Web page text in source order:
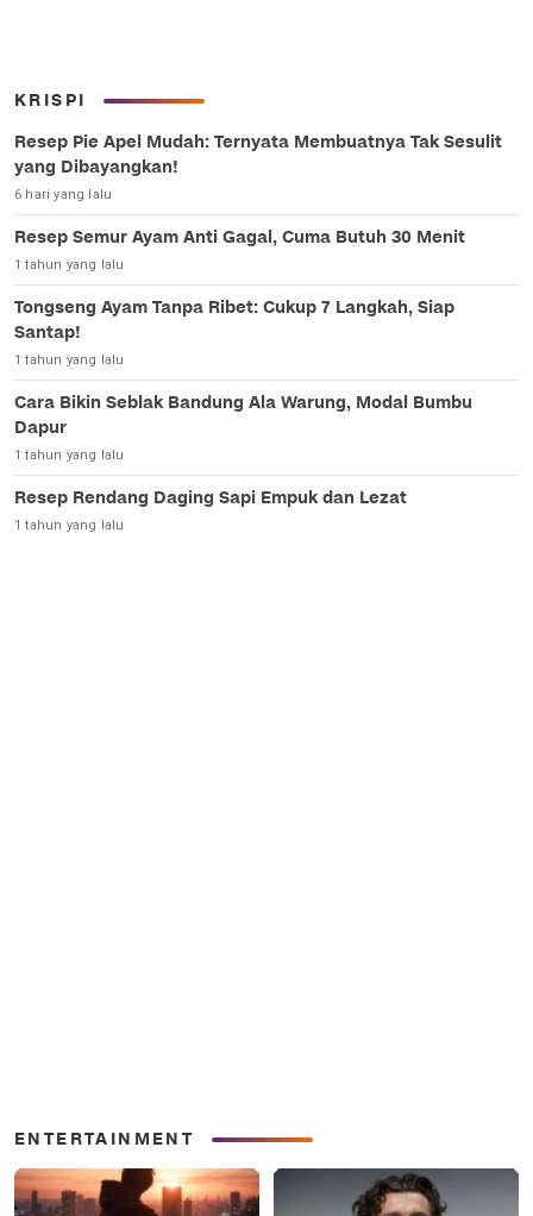
KRISPI
Resep Pie Apel Mudah: Ternyata Membuatnya Tak Sesulit
yang Dibayangkan!
6 hari yang lalu
Resep Semur Ayam Anti Gagal, Cuma Butuh 30 Menit
1 tahun yang lalu
Tongseng Ayam Tanpa Ribet: Cukup 7 Langkah, Siap
Santap!
1 tahun yang lalu
Cara Bikin Seblak Bandung Ala Warung, Modal Bumbu
Dapur
1 tahun yang lalu
Resep Rendang Daging Sapi Empuk dan Lezat
1 tahun yang lalu
ENTERTAINMENT